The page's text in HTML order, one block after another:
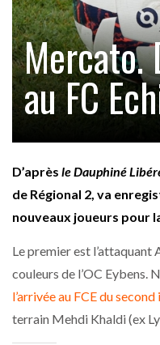
Mercato.
au FC
D’après le Dauphiné
de Régional 2, va
nouveaux joueurs pour
Le premier est
couleurs de l’OC Eybens.
l’arrivée au FCE du
terrain Mehdi Khaldi (ex